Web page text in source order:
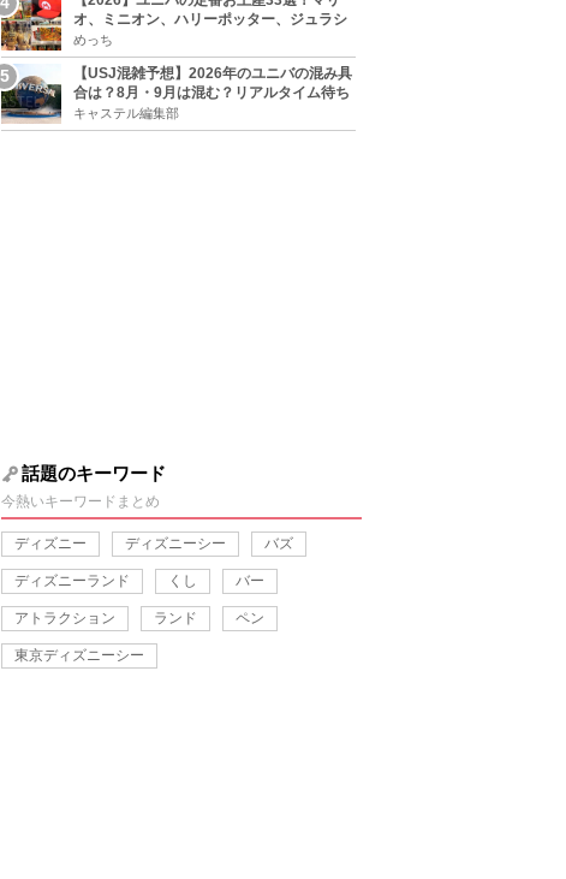
オ、ミニオン、ハリーポッター、ジュラシ
ックパーク、セサミ、SINGなどのグッズ情
報
めっち
【USJ混雑予想】2026年のユニバの混み具
合は？8月・9月は混む？リアルタイム待ち
時間アプリも
キャステル編集部
話題のキーワード
今熱いキーワードまとめ
ディズニー ディズニーシー バズ
ディズニーランド くし バー
アトラクション ランド ペン
東京ディズニーシー